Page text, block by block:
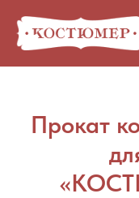
Прокат